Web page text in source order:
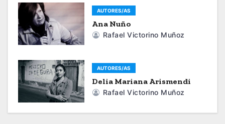
i
ó
n
d
e
AUTORES/AS
Ana Nuño
Rafael Victorino Muñoz
AUTORES/AS
Delia Mariana Arismendi
Rafael Victorino Muñoz